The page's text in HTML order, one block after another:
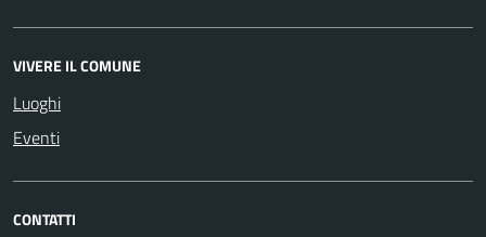
VIVERE IL COMUNE
Luoghi
Eventi
CONTATTI